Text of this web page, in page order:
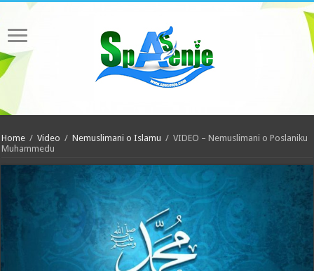
Home / Video / Nemuslimani o Islamu / VIDEO – Nemuslimani o Poslaniku
Muhammedu